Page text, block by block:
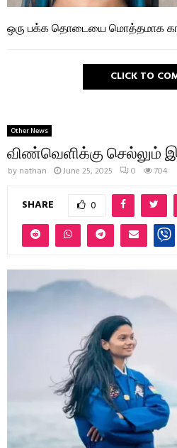
ஒரு பக்க தொடையை மொத்தமாக
CLICK TO
Other News
விண்வெளிக்கு செல்லும்
by nathan June 25, 2025 0 704
SHARE 0